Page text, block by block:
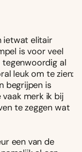
ietwat elitair
is voor veel
tegenwoordig al
leuk om te zien:
begrijpen is
merk ik bij
te zeggen wat
een van de